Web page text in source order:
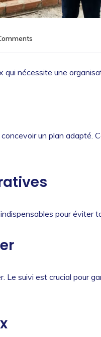
nécessite une
un plan adapté.
pour éviter
Le suivi est crucial pour